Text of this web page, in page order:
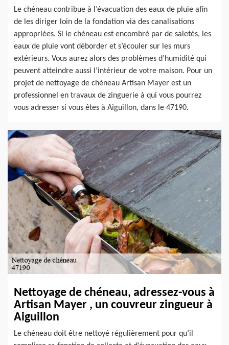
Le chéneau contribue à l’évacuation des eaux de pluie afin
de les diriger loin de la fondation via des canalisations
appropriées. Si le chéneau est encombré par de saletés, les
eaux de pluie vont déborder et s’écouler sur les murs
extérieurs. Vous aurez alors des problèmes d’humidité qui
peuvent atteindre aussi l’intérieur de votre maison. Pour un
projet de nettoyage de chéneau Artisan Mayer est un
professionnel en travaux de zinguerie à qui vous pourrez
vous adresser si vous êtes à Aiguillon, dans le 47190.
Nettoyage de chéneau, adressez-vous à
Artisan Mayer , un couvreur zingueur à
Aiguillon
Le chéneau doit être nettoyé régulièrement pour qu’il